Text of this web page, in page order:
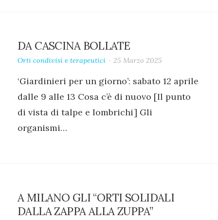
DA CASCINA BOLLATE
Orti condivisi e terapeutici 25 Marzo 2025
‘Giardinieri per un giorno’: sabato 12 aprile
dalle 9 alle 13 Cosa c’è di nuovo‍ [Il punto
di vista di talpe e lombrichi] Gli
organismi…
A MILANO GLI “ORTI SOLIDALI
DALLA ZAPPA ALLA ZUPPA”